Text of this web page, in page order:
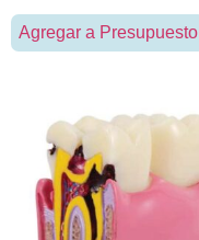
Agregar a Presupuesto